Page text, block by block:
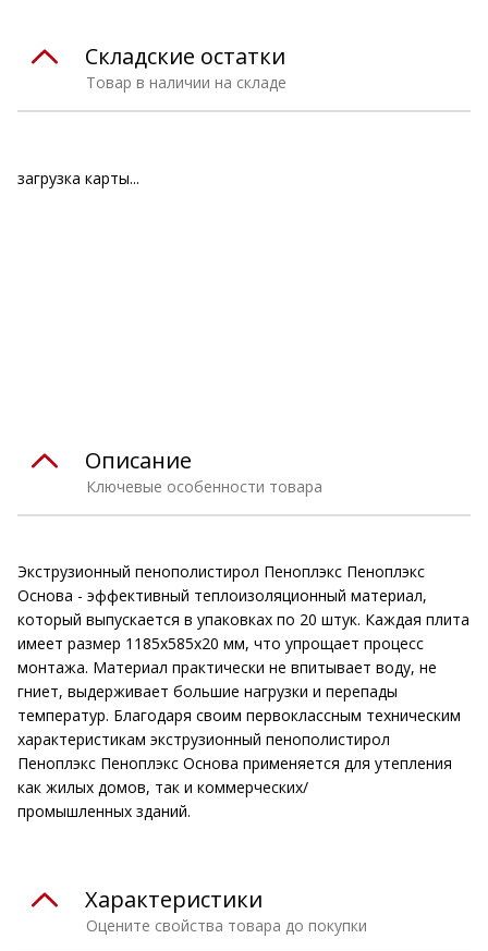
Товар в наличии на складе
Складские остатки
загрузка карты...
Ключевые особенности товара
Описание
Экструзионный пенополистирол Пеноплэкс Пеноплэкс
Основа - эффективный теплоизоляционный материал,
который выпускается в упаковках по 20 штук. Каждая плита
имеет размер 1185х585х20 мм, что упрощает процесс
монтажа. Материал практически не впитывает воду, не
гниет, выдерживает большие нагрузки и перепады
температур. Благодаря своим первоклассным техническим
характеристикам экструзионный пенополистирол
Пеноплэкс Пеноплэкс Основа применяется для утепления
как жилых домов, так и коммерческих/
промышленных зданий.
Оцените свойства товара до покупки
Характеристики